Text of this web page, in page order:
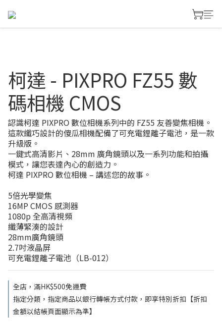
柯達 - PIXPRO FZ55 數
碼相機 CMOS
認識柯達 PIXPRO 數位相機系列中的 FZ55 友善變焦相機。
這款纖巧設計的傻瓜相機配備了可充電鋰離子電池，是一款
升級版。
一鍵式高清影片、28mm 廣角鏡頭以及一系列功能和拍攝
模式，讓您表達內心的創造力。
柯達 PIXPRO 數位相機 – 講述您的故事。
5倍光學變焦
16MP CMOS 感測器
1080p 全高清視頻
纖薄緊湊的設計
28mm廣角鏡頭
2.7吋液晶屏
可充電鋰離子電池（LB-012）
全店，滿HK$500免運費
指定分類，指定商品以銀行轉帳方式付款，即享特別折扣【折扣
金額以結帳頁面顯示為準】